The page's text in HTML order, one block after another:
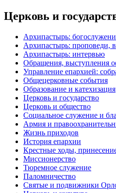
Церковь и
Архипастырь:
Архипастырь: проповеди,
Архипастырь: интервью
Обращения, выступления
Управление епархией:
Общецерковные события
Образование и катехизация
Церковь и государство
Церковь и общество
Социальное служение и
Армия и
Жизнь приходов
История епархии
Крестные ходы,
Миссионерство
Тюремное служение
Паломничество
Святые и подвижники